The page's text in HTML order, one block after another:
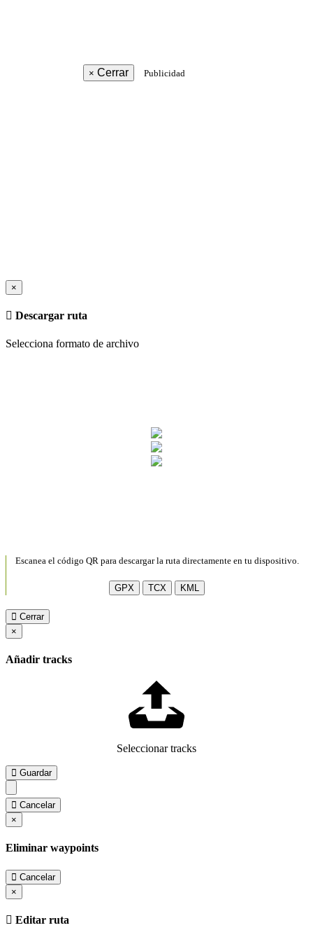
× Cerrar Publicidad
×
Descargar ruta
Selecciona formato de archivo
Escanea el código QR para descargar la ruta directamente en tu dispositivo.
GPX TCX KML
Cerrar
×
Añadir tracks
Seleccionar tracks
Guardar
Cancelar
×
Eliminar waypoints
Cancelar
×
Editar ruta